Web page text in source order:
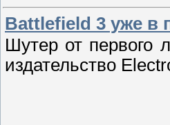
Battlefield 3 уже в
Шутер от первого
издательство